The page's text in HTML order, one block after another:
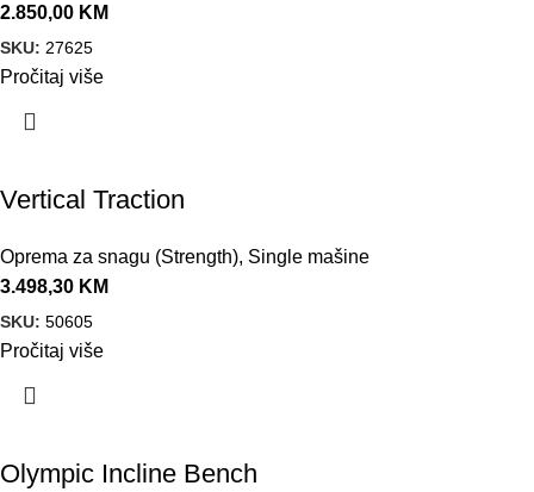
2.850,00 KM
SKU: 27625
Pročitaj više
Vertical Traction
Oprema za snagu (Strength), Single mašine
3.498,30 KM
SKU: 50605
Pročitaj više
Olympic Incline Bench